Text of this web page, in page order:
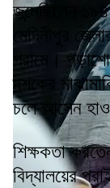
জন্মেছিলেন
মেদিনীপুর
গ্রামে।
দশকের
চলে আসেন
শিক্ষকতা
বিদ্যালয়ের